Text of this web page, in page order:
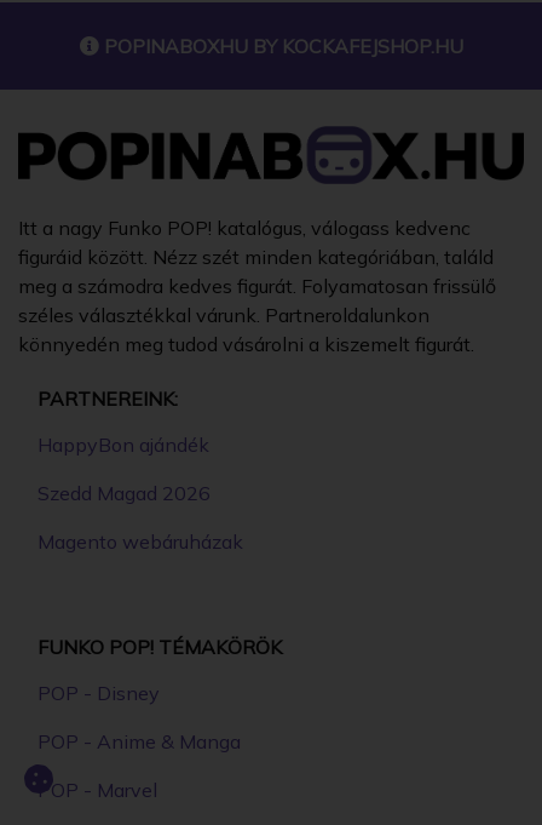
POPINABOXHU BY KOCKAFEJSHOP.HU
Itt a nagy Funko POP! katalógus, válogass kedvenc
figuráid között. Nézz szét minden kategóriában, találd
meg a számodra kedves figurát. Folyamatosan frissülő
széles választékkal várunk. Partneroldalunkon
könnyedén meg tudod vásárolni a kiszemelt figurát.
PARTNEREINK:
HappyBon ajándék
Szedd Magad 2026
Magento webáruházak
FUNKO POP! TÉMAKÖRÖK
POP - Disney
POP - Anime & Manga
POP - Marvel